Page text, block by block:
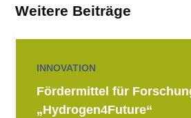
Weitere Beiträge
INNOVATION
Fördermittel für
„Hydrogen4Future“